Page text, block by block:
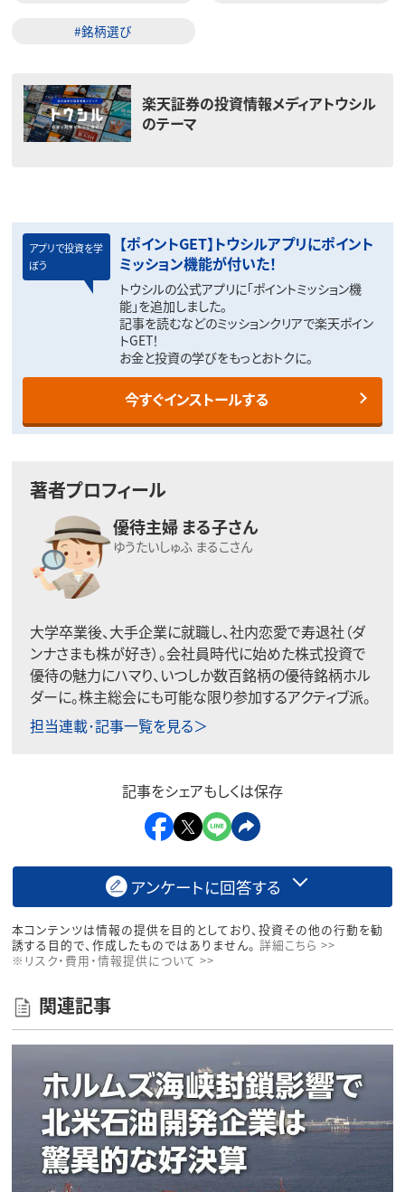
#銘柄選び
楽天証券の投資情報メディアトウシル
のテーマ
アプリで投資を学
ぼう
【ポイントGET】トウシルアプリにポイント
ミッション機能が付いた！
トウシルの公式アプリに「ポイントミッション機
能」を追加しました。
記事を読むなどのミッションクリアで楽天ポイン
トGET！
お金と投資の学びをもっとおトクに。
今すぐインストールする
著者プロフィール
優待主婦 まる子さん
ゆうたいしゅふ まるこさん
大学卒業後、大手企業に就職し、社内恋愛で寿退社（ダ
ンナさまも株が好き）。会社員時代に始めた株式投資で
優待の魅力にハマり、いつしか数百銘柄の優待銘柄ホル
ダーに。株主総会にも可能な限り参加するアクティブ派。
担当連載･記事一覧を見る＞
記事をシェアもしくは保存
アンケートに回答する
本コンテンツは情報の提供を目的としており、投資その他の行動を勧
誘する目的で、作成したものではありません。 詳細こちら >>
※リスク・費用・情報提供について >>
関連記事